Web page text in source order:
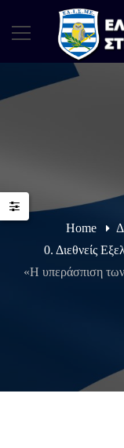
Home
0. Διεθνείς
«Η υπεράσπιση των